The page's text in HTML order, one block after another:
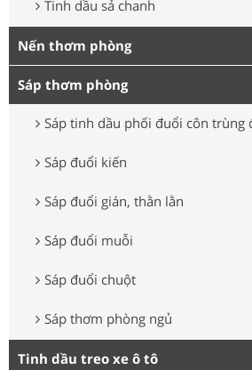
Tinh dầu sả chanh
Nến thơm phòng
Sáp thơm phòng
Sáp tinh dầu phối đuổi côn trùng
Sáp đuổi kiến
Sáp đuổi gián, thằn lằn
Sáp đuổi muỗi
Sáp đuổi chuột
Sáp thơm phòng ngủ
Tinh dầu treo xe ô tô